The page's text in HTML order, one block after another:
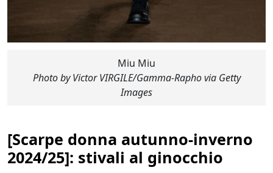
Miu Miu
Photo by Victor VIRGILE/Gamma-Rapho via Getty
Images
[Scarpe donna autunno-inverno
2024/25]: stivali al ginocchio